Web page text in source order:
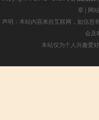
章 | 网
声明：本站内容来自互联网，如信息
会及
本站仅为个人兴趣爱